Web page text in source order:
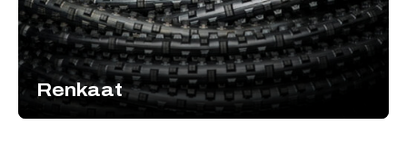
Renkaat